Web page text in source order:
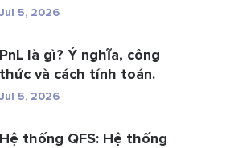
BitB...
Jul 5, 2026
PnL là gì? Ý nghĩa, công
thức và cách tính toán.
Jul 5, 2026
Hệ thống QFS: Hệ thống